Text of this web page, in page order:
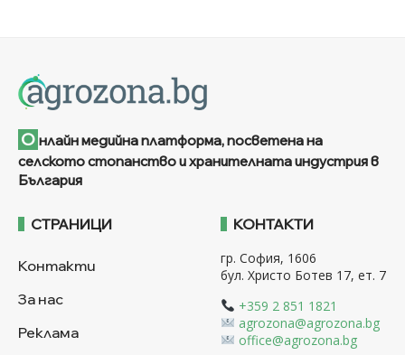
О нлайн медийна платформа, посветена на
селското стопанство и хранителната индустрия в
България
СТРАНИЦИ
Контакти
За нас
Реклама
КОНТАКТИ
гр. София, 1606
бул. Христо Ботев 17, ет. 7
+359 2 851 1821
agrozona@agrozona.bg
office@agrozona.bg